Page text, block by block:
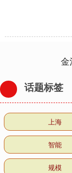
金
话题标签
上海
智能
规模